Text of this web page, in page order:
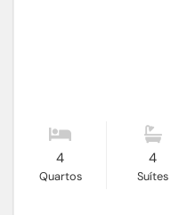
4
Quartos
4
Suítes